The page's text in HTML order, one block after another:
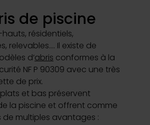
de piscine
hauts, résidentiels,
relevables…. Il existe de
d’abris conformes à la
NF P 90309 avec une très
de prix.
et bas préservent
la piscine et offrent comme
de multiples avantages :